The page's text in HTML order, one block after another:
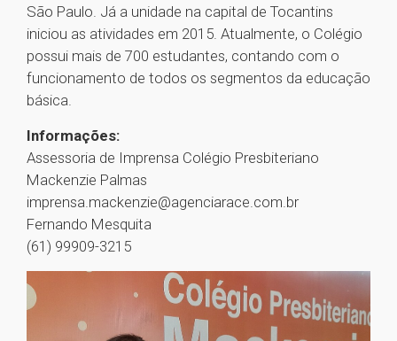
São Paulo. Já a unidade na capital de Tocantins
iniciou as atividades em 2015. Atualmente, o Colégio
possui mais de 700 estudantes, contando com o
funcionamento de todos os segmentos da educação
básica.
Informações:
Assessoria de Imprensa Colégio Presbiteriano
Mackenzie Palmas
imprensa.mackenzie@agenciarace.com.br
Fernando Mesquita
(61) 99909-3215